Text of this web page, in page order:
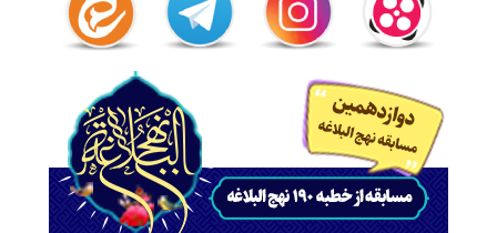
8- عصمت انبيا، منافاتى با هشدارهاى الهى ندارد. «فَلا تَكُنْ مِنَ